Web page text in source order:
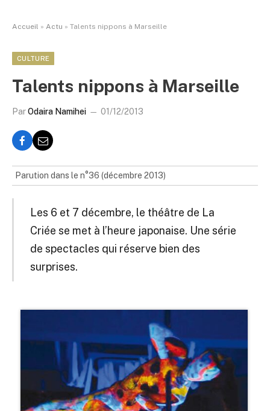
Accueil » Actu » Talents nippons à Marseille
CULTURE
Talents nippons à Marseille
ParOdaira Namihei 01/12/2013
Parution dans le n°36 (décembre 2013)
Les 6 et 7 décembre, le théâtre de La
Criée se met à l’heure japonaise. Une série
de spectacles qui réserve bien des
surprises.